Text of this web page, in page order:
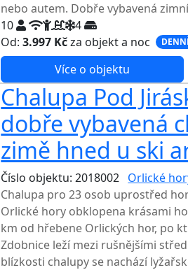
nebo autem. Dobře vybavená
10
4
Od:3.997 Kčza objekt a noc
Více o objektu
Chalupa Pod
dobře vybavená
zimě hned u ski
Číslo objektu: 2018002 Orlické
Chalupa pro 23 osob uprostřed
Orlické hory obklopena krásami
km od hřebene Orlických hor, po
Zdobnice leží mezi rušnějšími
blízkosti chalupy se nachází